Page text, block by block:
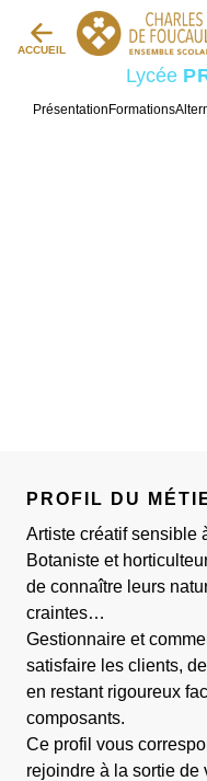
ACCUEIL
Lycée
Présentation Formations
PROFIL DU
Artiste créatif sensible
Botaniste et
de connaître leurs
craintes…
Gestionnaire et
satisfaire les clients,
en restant rigoureux
composants.
Ce profil vous
rejoindre à la sortie de